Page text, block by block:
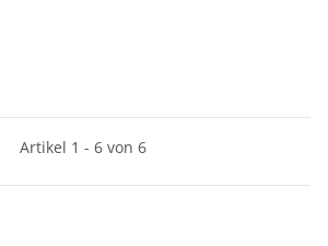
Artikel 1 - 6 von 6